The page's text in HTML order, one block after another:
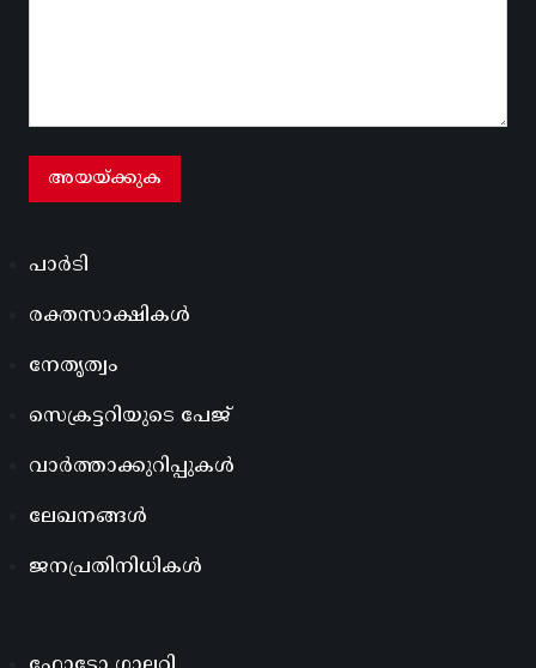
പാർടി
രക്തസാക്ഷികൾ
നേതൃത്വം
സെക്രട്ടറിയുടെ പേജ്
വാർത്താക്കുറിപ്പുകൾ
ലേഖനങ്ങൾ
ജനപ്രതിനിധികൾ